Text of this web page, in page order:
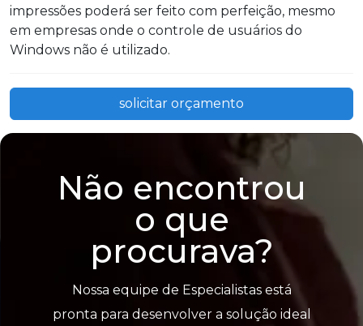
impressões poderá ser feito com perfeição, mesmo
em empresas onde o controle de usuários do
Windows não é utilizado.
solicitar orçamento
Não encontrou
o que
procurava?
Nossa equipe de Especialistas está
pronta para desenvolver a solução ideal